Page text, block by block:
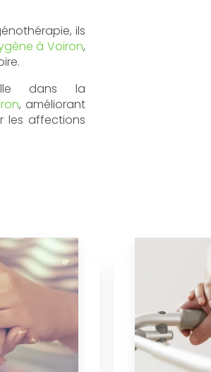
ils
à Voiron,
dans la
, améliorant
les affections